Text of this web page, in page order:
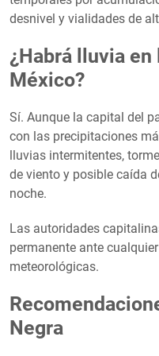
desnivel y vialidades de
¿Habrá lluvia en
México?
Sí. Aunque la capital del
con las precipitaciones
lluvias intermitentes,
de viento y posible caída
noche.
Las autoridades
permanente ante
meteorológicas.
Negra